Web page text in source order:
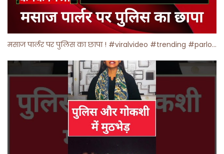
मसाज पार्लर पर पुलिस का छापा ! #viralvideo #trending #parlour